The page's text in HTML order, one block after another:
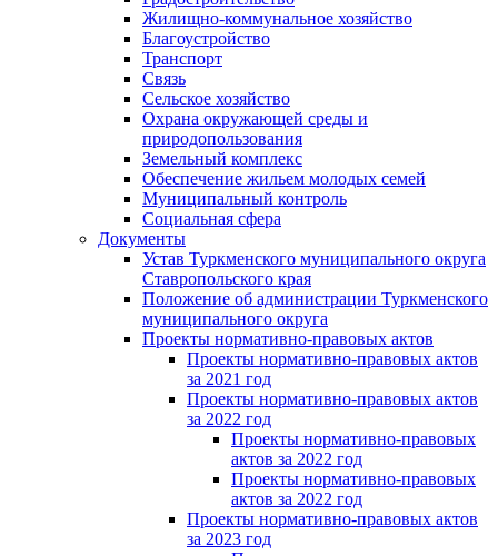
Жилищно-коммунальное хозяйство
Благоустройство
Транспорт
Связь
Сельское хозяйство
Охрана окружающей среды и
природопользования
Земельный комплекс
Обеспечение жильем молодых семей
Муниципальный контроль
Социальная сфера
Документы
Устав Туркменского муниципального округа
Ставропольского края
Положение об администрации Туркменского
муниципального округа
Проекты нормативно-правовых актов
Проекты нормативно-правовых актов
за 2021 год
Проекты нормативно-правовых актов
за 2022 год
Проекты нормативно-правовых
актов за 2022 год
Проекты нормативно-правовых
актов за 2022 год
Проекты нормативно-правовых актов
за 2023 год